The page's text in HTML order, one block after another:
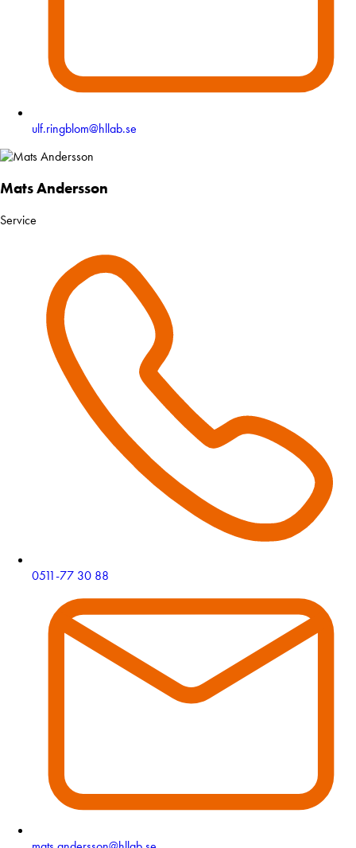
ulf.ringblom@hllab.se
Mats Andersson
Service
0511-77 30 88